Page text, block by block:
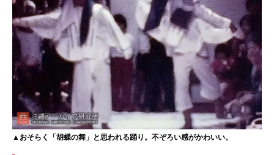
▲おそらく「胡蝶の舞」と思われる踊り。不ぞろい感がかわいい。